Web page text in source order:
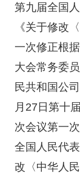
第九届全国
《关于修改
一次修正根
大会常务委
民共和国公
月27日第十
次会议第一
全国人民代
改〈中华人